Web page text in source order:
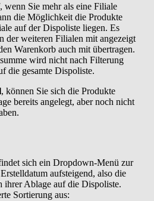
wenn Sie mehr als eine Filiale
die Möglichkeit die Produkte
auf der Dispoliste liegen. Es
der weiteren Filialen mit angezeigt
Warenkorb auch mit übertragen.
wird nicht nach Filterung
die gesamte Dispoliste.
, können Sie sich die Produkte
bereits angelegt, aber noch nicht
sich ein Dropdown-Menü zur
aufsteigend, also die
ihrer Ablage auf die Dispoliste.
Sortierung aus: